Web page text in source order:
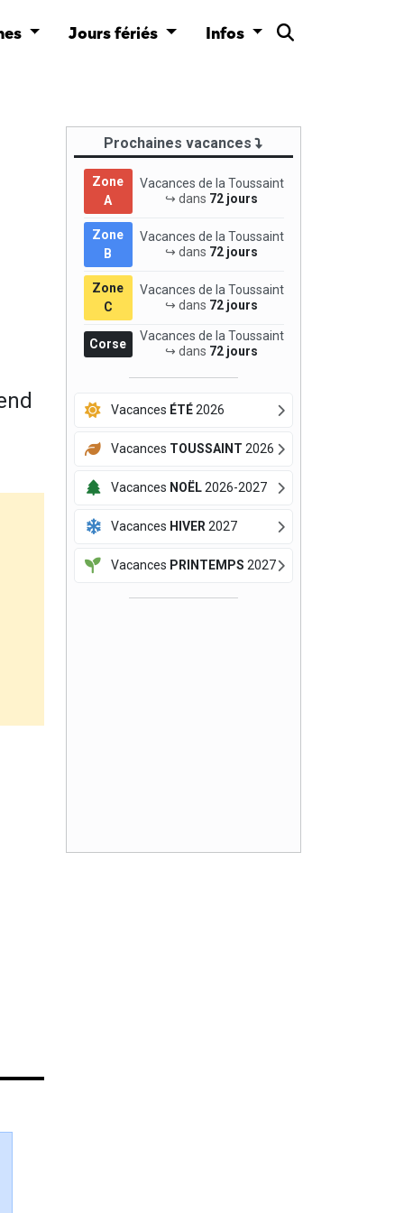
Jours fériés Infos
Prochaines vacances
Zone
A
Vacances de la Toussaint
↪ dans 72 jours
Zone
B
Vacances de la Toussaint
↪ dans 72 jours
Zone
C
Vacances de la Toussaint
↪ dans 72 jours
Corse
Vacances de la Toussaint
↪ dans 72 jours
Vacances ÉTÉ2026
Vacances TOUSSAINT 2026
Vacances NOËL2026-2027
Vacances HIVER 2027
Vacances PRINTEMPS 2027